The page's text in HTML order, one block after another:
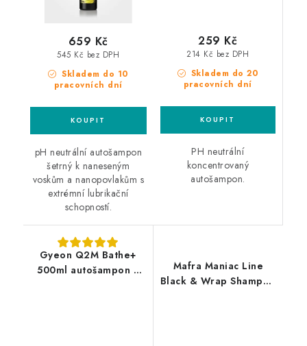
Skladem do 10
pracovních dní
545 Kč bez DPH
659 Kč
pH neutrální autošampon
šetrný k naneseným
voskům a nanopovlakům s
extrémní lubrikační
schopností.
Skladem do 20
pracovních dní
214 Kč bez DPH
259 Kč
PH neutrální
koncentrovaný
autošampon.
Gyeon Q2M Bathe+
500ml autošampon s
Mafra Maniac Line
Black & Wrap Shampoo